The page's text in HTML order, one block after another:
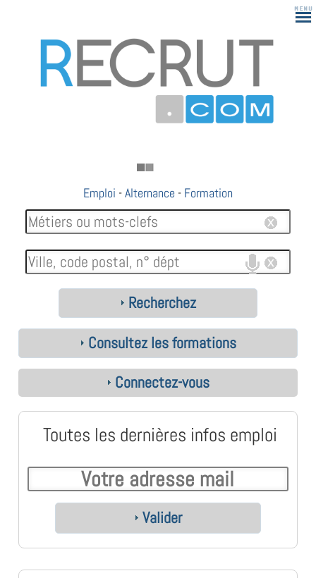
183
Emploi -Alternance - Formation
Recherchez
Consultez les formations
Connectez-vous
Toutes les dernières infos emploi
Valider